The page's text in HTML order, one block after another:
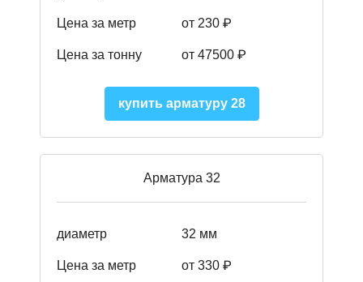
Цена за метр от 230 ₽
Цена за тонну от 47500 ₽
купить арматуру 28
Арматура 32
диаметр 32 мм
Цена за метр от 330 ₽